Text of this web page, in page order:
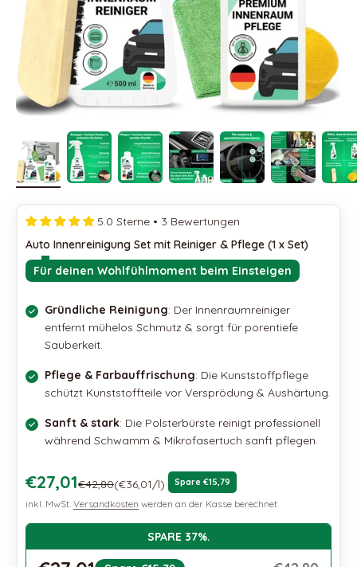
5.0 Sterne • 3 Bewertungen
Auto Innenreinigung Set mit Reiniger & Pflege (1 x Set)
Für deinen Wohlfühlmoment beim Einsteigen
Gründliche Reinigung: Der Innenraumreiniger
entfernt mühelos Schmutz & sorgt für porentiefe
Sauberkeit.
Pflege & Farbauffrischung: Die Kunststoffpflege
schützt Kunststoffteile vor Versprödung & Aushärtung.
Sanft & stark: Die Polsterbürste reinigt professionell
während Schwamm & Mikrofasertuch sanft pflegen.
Osteraktion 🐣
€27,01Regulärer Preis
€42,80(€36,01/l) Spare €15,79
inkl. MwSt. Versandkosten werden an der Kasse berechnet
SPARE 37%.